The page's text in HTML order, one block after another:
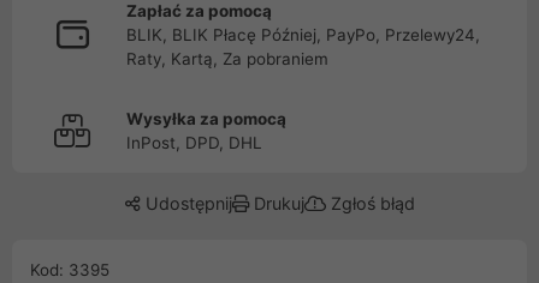
Zapłać za pomocą
BLIK, BLIK Płacę Później, PayPo, Przelewy24,
Raty, Kartą, Za pobraniem
Wysyłka za pomocą
InPost, DPD, DHL
Udostępnij Drukuj Zgłoś błąd
Kod: 3395